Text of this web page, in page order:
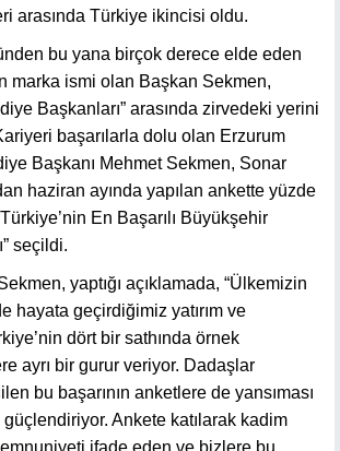
arasında Türkiye ikincisi oldu.
bu yana birçok derece elde eden
marka ismi olan Başkan Sekmen,
Başkanları” arasında zirvedeki yerini
başarılarla dolu olan Erzurum
Başkanı Mehmet Sekmen, Sonar
haziran ayında yapılan ankette yüzde
En Başarılı Büyükşehir
seçildi.
yaptığı açıklamada, “Ülkemizin
hayata geçirdiğimiz yatırım ve
dört bir sathında örnek
ayrı bir gurur veriyor. Dadaşlar
bu başarının anketlere de yansıması
Ankete katılarak kadim
ifade eden ve bizlere bu